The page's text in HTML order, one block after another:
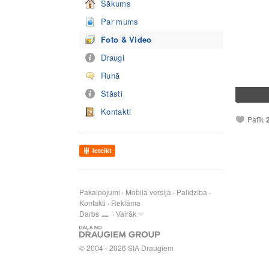
Sākums
Par mums
Foto & Video
Draugi
Runā
Stāsti
Kontakti
Ieteikt
Pakalpojumi Mobilā versija
Palīdzība
Kontakti
Reklāma
Darbs
Vairāk
© 2004 - 2026 SIA Draugiem
Patīk 2